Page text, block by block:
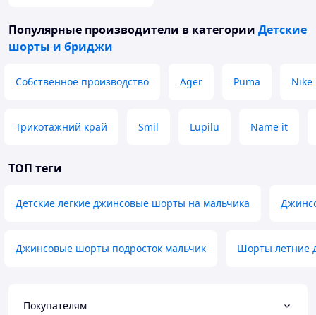
Популярные производители в категории Детские
шорты и бриджи
Собственное производство Ager Puma Nike
Трикотажний край Smil Lupilu Name it
ТОП теги
Детские легкие джинсовые шорты на мальчика
Джинсовые шорты подросток мальчик Шорты летние
Покупателям